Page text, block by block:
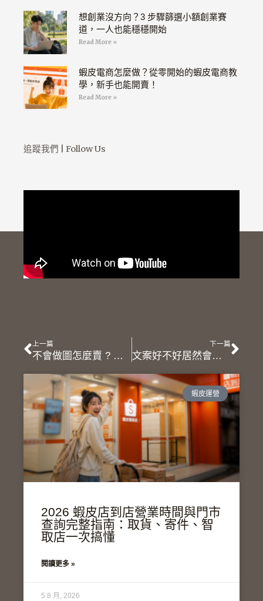
想創業沒方向？3 步驟篩選小額創業賽
道，一人也能穩穩開始
Read More »
蝦皮電商怎麼做？從零開始的蝦皮電商教
學，新手也能開賣！
Read More »
追蹤我們 | Follow Us
上一頁
上一篇
不會做圖怎麼賣 ? 史上最簡單的 CANVA 線上圖片素材製作工具推薦
下一篇
文案好不好居然會影響業績？新手提升文案能力的三大核心要點
下
蝦皮運營
2026 蝦皮店到店營業時間與門市
查詢完整指南：取貨、寄件、智
取店一次搞懂
閱讀更多 »
5 8 月, 2026